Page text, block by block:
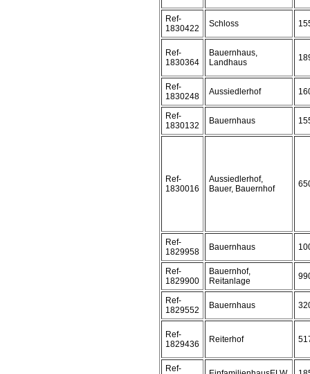
Ref-
1830422
Schloss
Ref-
1830364
Bauernhaus,
Landhaus
Ref-
1830248
Aussiedlerhof
Ref-
1830132
Bauernhaus
Ref-
1830016
Aussiedlerhof,
Bauer, Bauernhof
Ref-
1829958
Bauernhaus
Ref-
1829900
Bauernhof,
Reitanlage
Ref-
1829552
Bauernhaus
Ref-
1829436
Reiterhof
Ref-